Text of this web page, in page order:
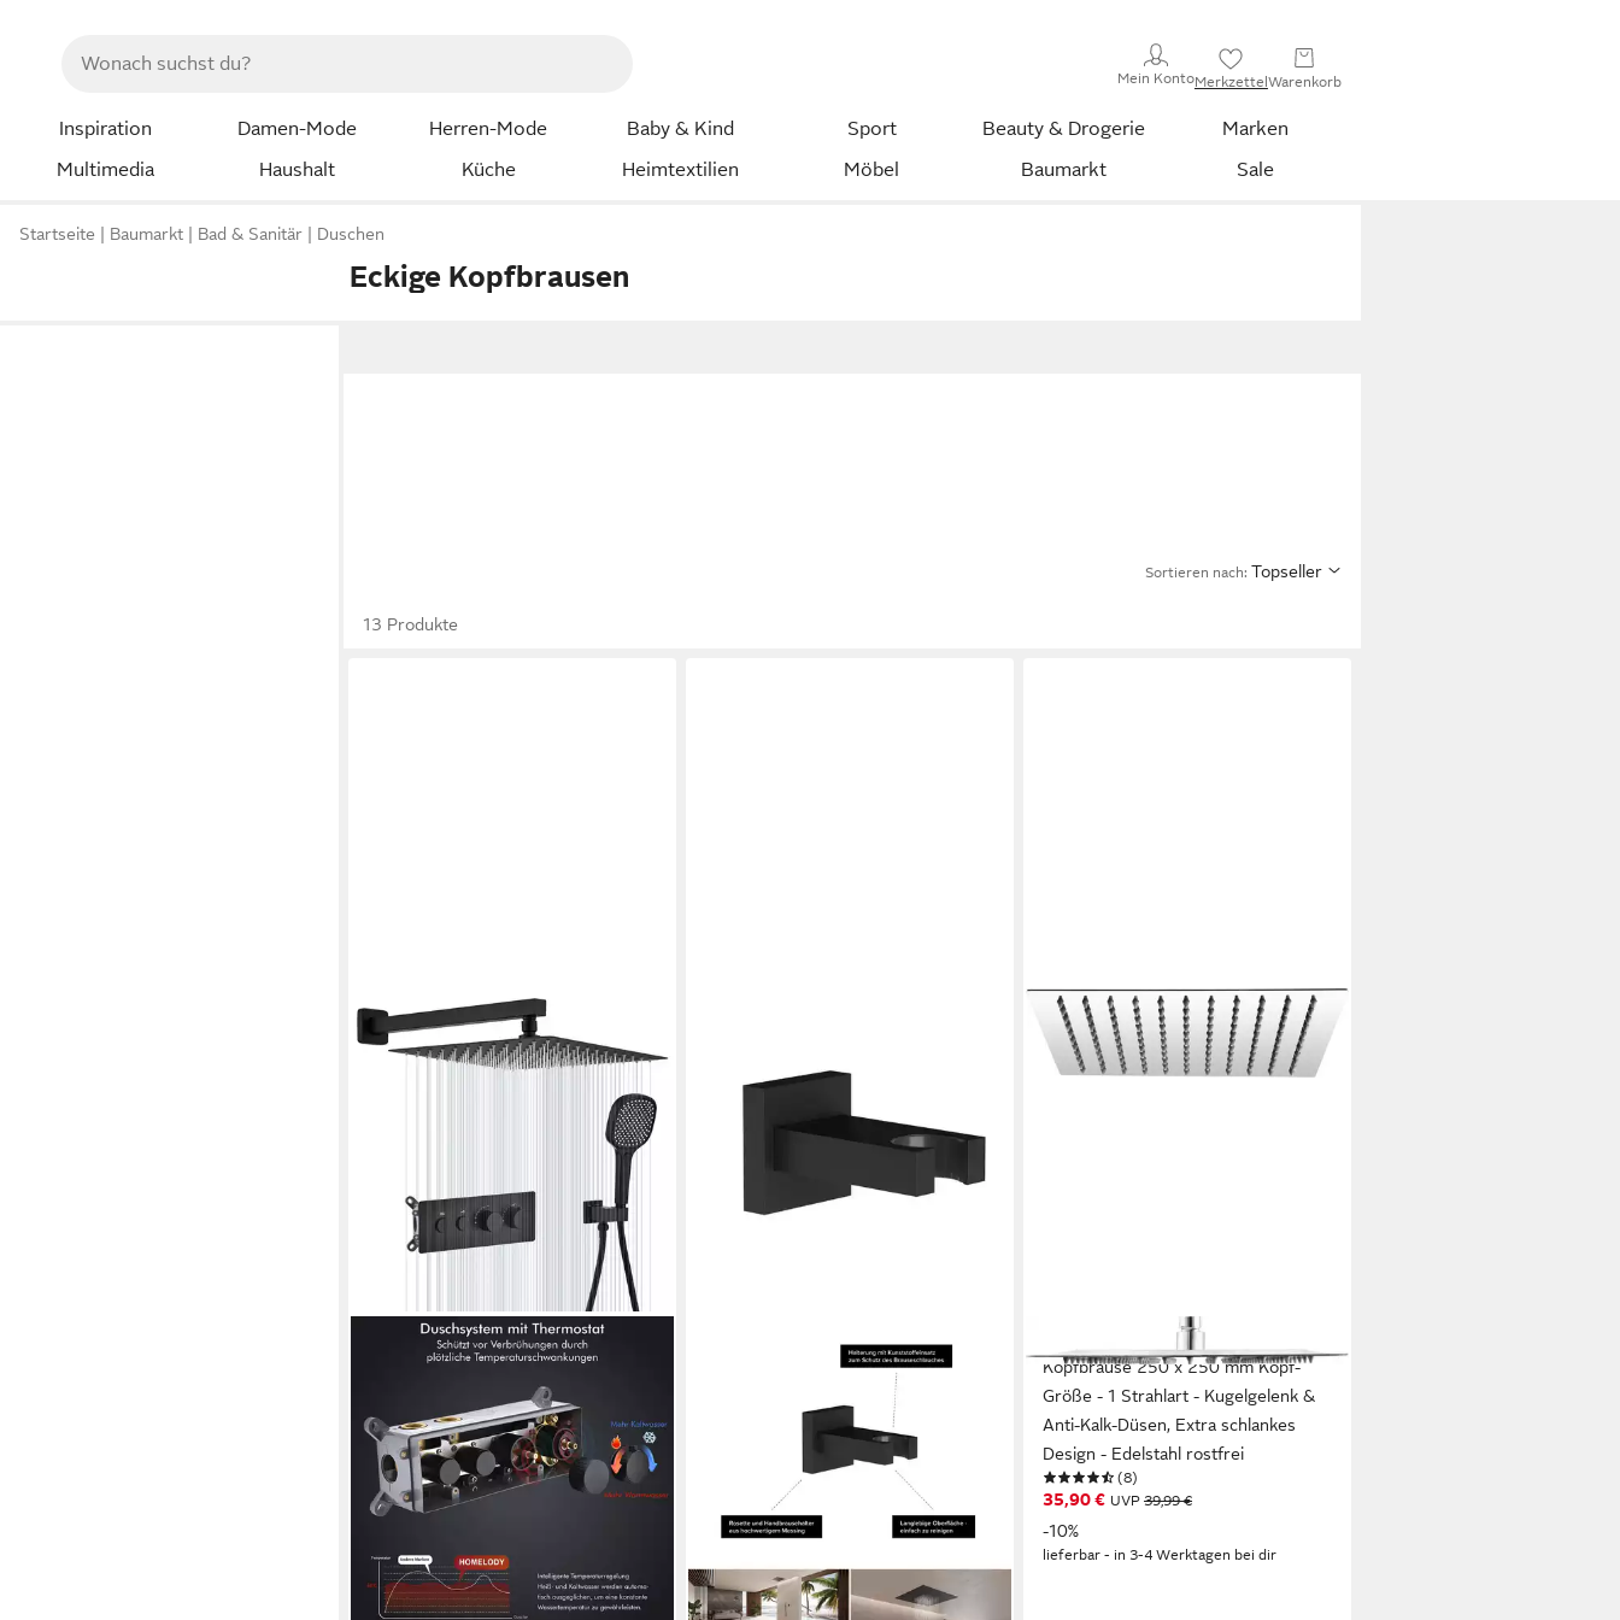
Mein KontoMerkzettelWarenkorb
Inspiration Damen-Mode Herren-Mode Baby & Kind Sport Beauty & Drogerie
Marken
Multimedia
Haushalt Küche Heimtextilien Möbel Baumarkt Sale
Startseite Baumarkt Bad & Sanitär Duschen
Eckige Kopfbrausen
Sortieren nach: Topseller
13 Produkte
Kopfbrause 250 x 250 mm Kopf-
Größe - 1 Strahlart - Kugelgelenk &
Anti-Kalk-Düsen, Extra schlankes
Design - Edelstahl rostfrei
(8)
35,90 € UVP39,99 €
-10%
lieferbar - in 3-4 Werktagen bei dir